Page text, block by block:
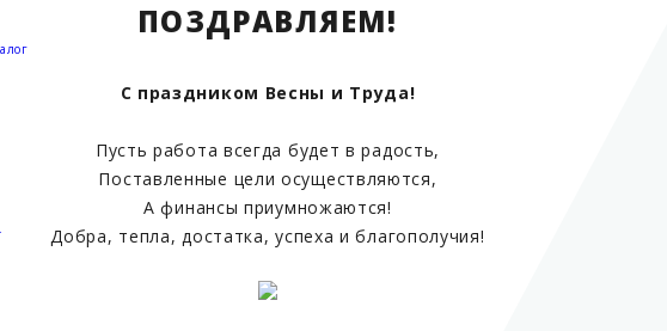
и ценности
Акции
Контакты
ПОЗДРАВЛЯЕМ!
С праздником Весны и Труда!
Пусть работа всегда будет в радость,
Поставленные цели осуществляются,
А финансы приумножаются!
Добра, тепла, достатка, успеха и благополучия!